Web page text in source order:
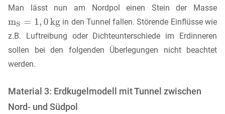
Man lässt nun am Nordpol einen Stein der Masse
in den Tunnel fallen. Störende Einflüsse wie
z.B. Luftreibung oder Dichteunterschiede im Erdinneren
sollen bei den folgenden Überlegungen nicht beachtet
werden.
Material 3: Erdkugelmodell mit Tunnel zwischen
Nord- und Südpol